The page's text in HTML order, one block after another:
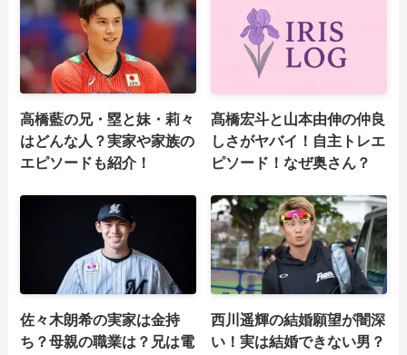
高橋藍の兄・塁と妹・莉々
はどんな人？実家や家族の
エピソードも紹介！
髙橋宏斗と山本由伸の仲良
しさがヤバイ！自主トレエ
ピソード！なぜ奥さん？
佐々木朗希の実家は金持
ち？母親の職業は？兄は電
西川遥輝の結婚願望が闇深
い！実は結婚できない男？